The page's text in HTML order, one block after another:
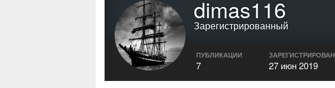
dimas116
Зарегистрированный
ПУБЛИКАЦИИ
7
ЗАРЕГИСТРИРОВАН
27 июн 2019